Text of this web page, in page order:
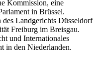
Kommission, eine
in Brüssel.
Landgerichts Düsseldorf
Freiburg im Breisgau.
und Internationales
in den Niederlanden.